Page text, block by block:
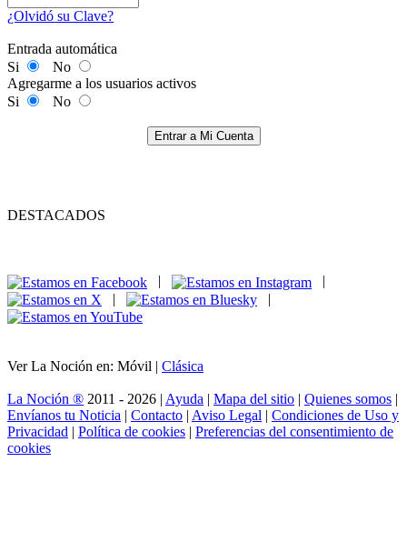
¿Olvidó su Clave?
Entrada automática
Si
No
Agregarme a los usuarios activos
Si
No
Entrar a Mi Cuenta
DESTACADOS
|
|
Ver La Noción en: Móvil | Clásica
La Noción ® 2011 - 2026 | Ayuda | Mapa del sitio | Quienes somos |
Envíanos tu Noticia | Contacto | Aviso Legal | Condiciones de Uso y
Privacidad | Política de cookies | Preferencias del consentimiento de
cookies